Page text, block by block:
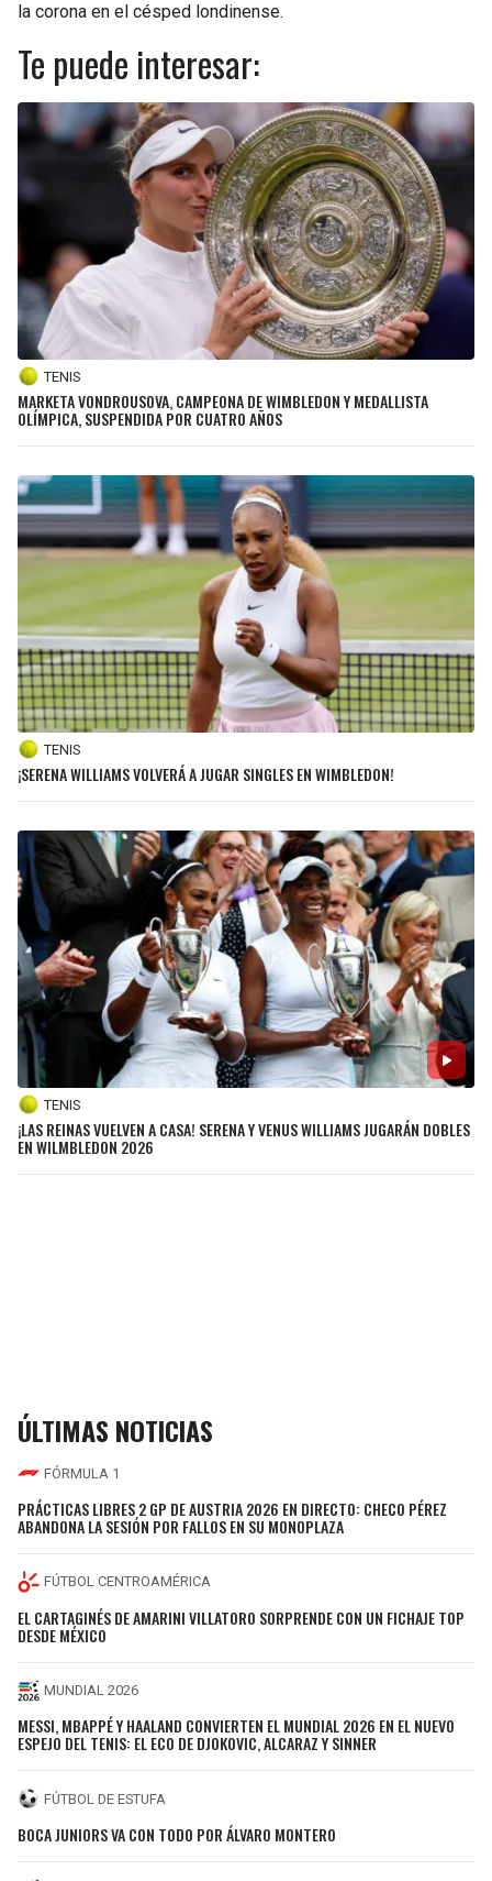
la corona en el césped londinense.
Te puede interesar:
TENIS
MARKETA VONDROUSOVA, CAMPEONA DE WIMBLEDON Y MEDALLISTA
OLÍMPICA, SUSPENDIDA POR CUATRO AÑOS
TENIS
¡SERENA WILLIAMS VOLVERÁ A JUGAR SINGLES EN WIMBLEDON!
TENIS
¡LAS REINAS VUELVEN A CASA! SERENA Y VENUS WILLIAMS JUGARÁN DOBLES
EN WILMBLEDON 2026
ÚLTIMAS NOTICIAS
FÓRMULA 1
PRÁCTICAS LIBRES 2 GP DE AUSTRIA 2026 EN DIRECTO: CHECO PÉREZ
ABANDONA LA SESIÓN POR FALLOS EN SU MONOPLAZA
FÚTBOL CENTROAMÉRICA
EL CARTAGINÉS DE AMARINI VILLATORO SORPRENDE CON UN FICHAJE TOP
DESDE MÉXICO
MUNDIAL 2026
MESSI, MBAPPÉ Y HAALAND CONVIERTEN EL MUNDIAL 2026 EN EL NUEVO
ESPEJO DEL TENIS: EL ECO DE DJOKOVIC, ALCARAZ Y SINNER
FÚTBOL DE ESTUFA
BOCA JUNIORS VA CON TODO POR ÁLVARO MONTERO